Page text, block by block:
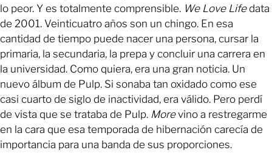
lo peor. Y es totalmente comprensible. We Love Lifedata
de 2001. Veinticuatro años son un chingo. En esa
cantidad de tiempo puede nacer una persona, cursar la
primaria, la secundaria, la prepa y concluir una carrera en
la universidad. Como quiera, era una gran noticia. Un
nuevo álbum de Pulp. Si sonaba tan oxidado como ese
casi cuarto de siglo de inactividad, era válido. Pero perdí
de vista que se trataba de Pulp. Morevino a restregarme
en la cara que esa temporada de hibernación carecía de
importancia para una banda de sus proporciones.